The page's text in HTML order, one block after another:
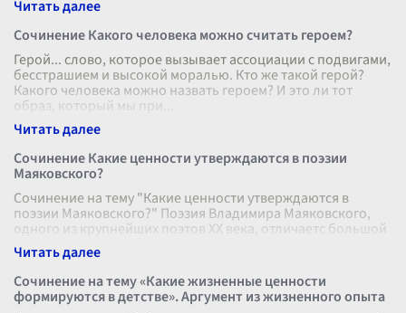
Сочинение Какого человека можно считать героем?
Герой... слово, которое вызывает ассоциации с подвигами,
бесстрашием и высокой моралью. Кто же такой герой?
Какого человека можно назвать героем? И это ли тот
образ, который мы при
Сочинение Какие ценности утверждаются в поэзии
Маяковского?
Сочинение на тему "Какие ценности утверждаются в
поэзии Маяковского?" Поэзия Владимирa Маяковского,
одного из крупнейших поэтов XX века, отличаетс большой
эмоциональной насыщеннос
Сочинение на тему «Какие жизненные ценности
формируются в детстве». Аргумент из жизненного опыта